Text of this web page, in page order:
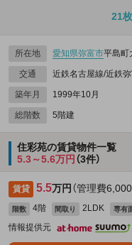
21
所在地 愛知県弥富市平島町
交通 近鉄名古屋線/近鉄
築年月 1999年10月
総階数 5階建
住彩苑の賃貸物件一覧
5.3～5.6万円 （3件）
賃貸 5.5万円 （管理費6,000
階数 4階 間取り 2LDK 専有
情報提供元